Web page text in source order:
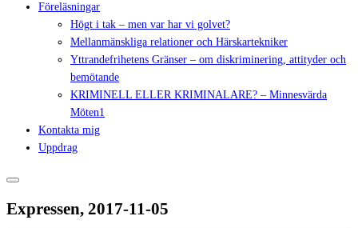
Föreläsningar
Högt i tak – men var har vi golvet?
Mellanmänskliga relationer och Härskartekniker
Yttrandefrihetens Gränser – om diskriminering, attityder och
bemötande
KRIMINELL ELLER KRIMINALARE? – Minnesvärda
Möten1
Kontakta mig
Uppdrag
Expressen, 2017-11-05